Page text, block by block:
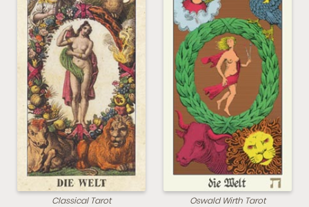
Classical Tarot Oswald Wirth Tarot